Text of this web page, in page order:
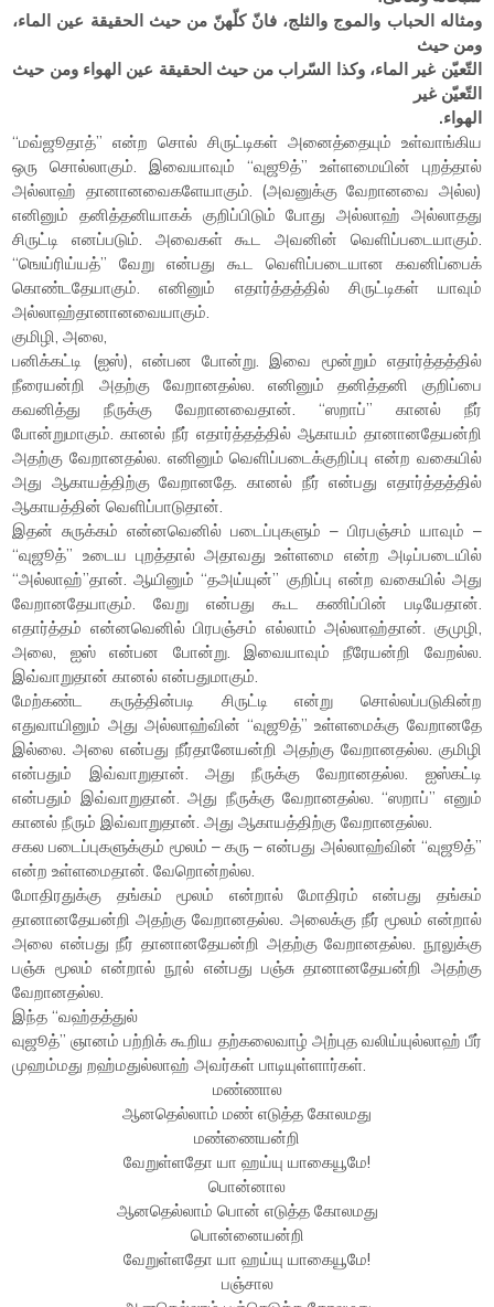
ومثاله الحباب والموج والثلج، فانّ كلّهنّ من حيث الحقيقة عين الماء،
ومن حيث
التّعيّن غير الماء، وكذا السّراب من حيث الحقيقة عين الهواء ومن حيث
التّعيّن غير
الهواء.
“மவ்ஜூதாத்” என்ற சொல் சிருட்டிகள் அனைத்தையும் உள்வாங்கிய
ஒரு சொல்லாகும். இவையாவும் “வுஜூத்” உள்ளமையின் புறத்தால்
அல்லாஹ் தானானவைகளேயாகும். (அவனுக்கு வேறானவை அல்ல)
எனினும் தனித்தனியாகக் குறிப்பிடும் போது அல்லாஹ் அல்லாதது
சிருட்டி எனப்படும். அவைகள் கூட அவனின் வெளிப்படையாகும்.
“ஙெய்ரிய்யத்” வேறு என்பது கூட வெளிப்படையான கவனிப்பைக்
கொண்டதேயாகும். எனினும் எதார்த்தத்தில் சிருட்டிகள் யாவும்
அல்லாஹ்தானானவையாகும்.
குமிழி, அலை,
பனிக்கட்டி (ஐஸ்), என்பன போன்று. இவை மூன்றும் எதார்த்தத்தில்
நீரையன்றி அதற்கு வேறானதல்ல. எனினும் தனித்தனி குறிப்பை
கவனித்து நீருக்கு வேறானவைதான். “ஸறாப்” கானல் நீர்
போன்றுமாகும். கானல் நீர் எதார்த்தத்தில் ஆகாயம் தானானதேயன்றி
அதற்கு வேறானதல்ல. எனினும் வெளிப்படைக்குறிப்பு என்ற வகையில்
அது ஆகாயத்திற்கு வேறானதே. கானல் நீர் என்பது எதார்த்தத்தில்
ஆகாயத்தின் வெளிப்பாடுதான்.
இதன் சுருக்கம் என்னவெனில் படைப்புகளும் – பிரபஞ்சம் யாவும் –
“வுஜூத்” உடைய புறத்தால் அதாவது உள்ளமை என்ற அடிப்படையில்
“அல்லாஹ்”தான். ஆயினும் “தஅய்யுன்” குறிப்பு என்ற வகையில் அது
வேறானதேயாகும். வேறு என்பது கூட கணிப்பின் படியேதான்.
எதார்த்தம் என்னவெனில் பிரபஞ்சம் எல்லாம் அல்லாஹ்தான். குமுழி,
அலை, ஐஸ் என்பன போன்று. இவையாவும் நீரேயன்றி வேறல்ல.
இவ்வாறுதான் கானல் என்பதுமாகும்.
மேற்கண்ட கருத்தின்படி சிருட்டி என்று சொல்லப்படுகின்ற
எதுவாயினும் அது அல்லாஹ்வின் “வுஜூத்” உள்ளமைக்கு வேறானதே
இல்லை. அலை என்பது நீர்தானேயன்றி அதற்கு வேறானதல்ல. குமிழி
என்பதும் இவ்வாறுதான். அது நீருக்கு வேறானதல்ல. ஐஸ்கட்டி
என்பதும் இவ்வாறுதான். அது நீருக்கு வேறானதல்ல. “ஸறாப்” எனும்
கானல் நீரும் இவ்வாறுதான். அது ஆகாயத்திற்கு வேறானதல்ல.
சகல படைப்புகளுக்கும் மூலம் – கரு – என்பது அல்லாஹ்வின் “வுஜூத்”
என்ற உள்ளமைதான். வேறொன்றல்ல.
மோதிரதுக்கு தங்கம் மூலம் என்றால் மோதிரம் என்பது தங்கம்
தானானதேயன்றி அதற்கு வேறானதல்ல. அலைக்கு நீர் மூலம் என்றால்
அலை என்பது நீர் தானானதேயன்றி அதற்கு வேறானதல்ல. நூலுக்கு
பஞ்சு மூலம் என்றால் நூல் என்பது பஞ்சு தானானதேயன்றி அதற்கு
வேறானதல்ல.
இந்த “வஹ்தத்துல்
வுஜூத்” ஞானம் பற்றிக் கூறிய தற்கலைவாழ் அற்புத வலிய்யுல்லாஹ் பீர்
முஹம்மது றஹ்மதுல்லாஹ் அவர்கள் பாடியுள்ளார்கள்.
மண்ணால
ஆனதெல்லாம் மண் எடுத்த கோலமது
மண்ணையன்றி
வேறுள்ளதோ யா ஹய்யு யாகையூமே!
பொன்னால
ஆனதெல்லாம் பொன் எடுத்த கோலமது
பொன்னையன்றி
வேறுள்ளதோ யா ஹய்யு யாகையூமே!
பஞ்சால